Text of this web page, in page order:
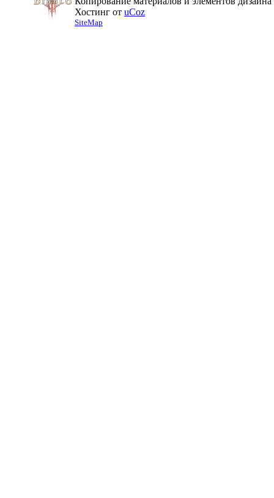
Хостинг от uCoz
SiteMap